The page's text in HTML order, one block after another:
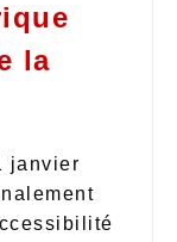
la
janvier